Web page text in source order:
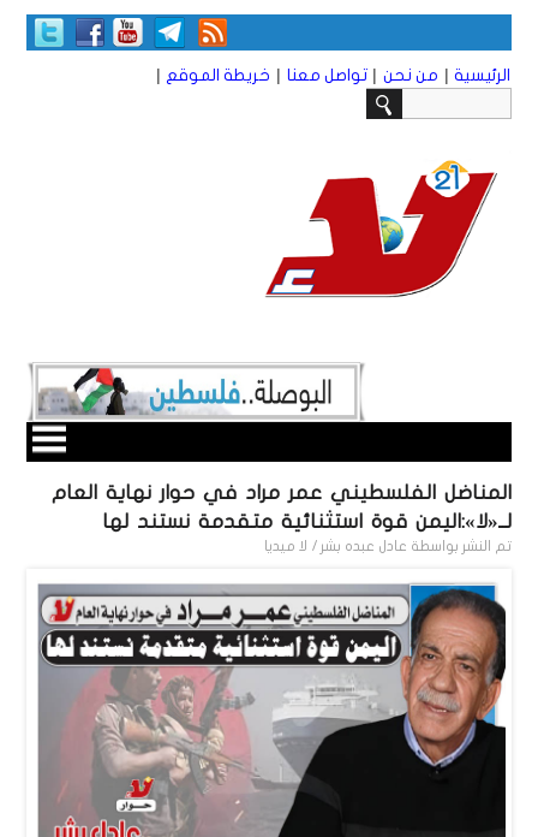
الرئيسية | من نحن | تواصل معنا | خريطة الموقع |
المناضل الفلسطيني عمر مراد في حوار نهاية العام
لــ«لا»:اليمن قوة استثنائية متقدمة نستند لها
تم النشر بواسطة عادل عبده بشر / لا ميديا